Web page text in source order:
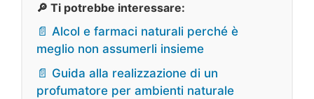
🔎 Ti potrebbe interessare:
📄 Alcol e farmaci naturali perché è
meglio non assumerli insieme
📄 Guida alla realizzazione di un
profumatore per ambienti naturale